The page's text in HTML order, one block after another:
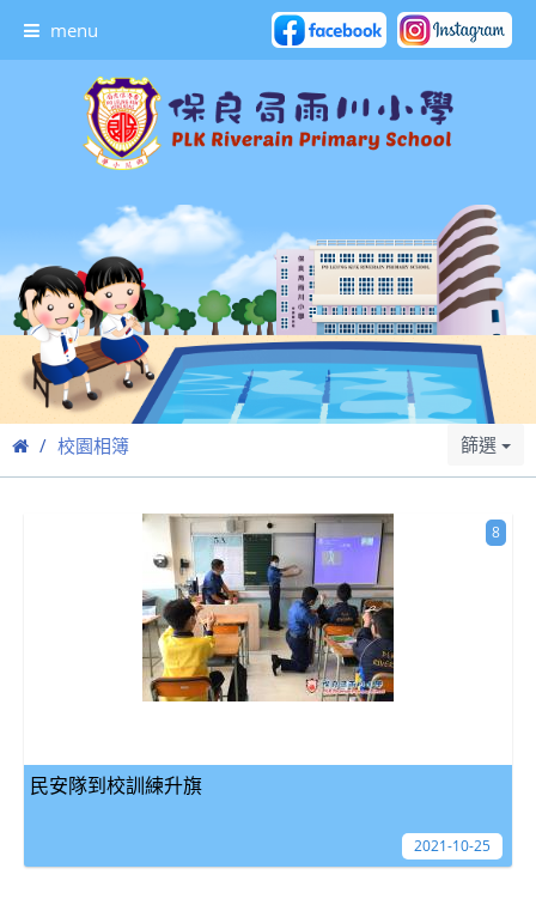
menu
校園相簿 篩選
民安隊到校訓練升旗
8
2021-10-25